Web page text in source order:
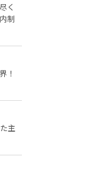
く
制
！
主